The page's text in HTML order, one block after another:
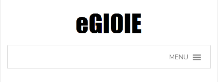
MENU